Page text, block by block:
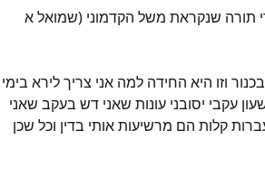
תורה שנקראת משל הקדמוני (שמואל א
וזו היא החידה למה אני צריך לירא בימי
עקבי יסובני עונות שאני דש בעקב שאני
קלות הם מרשיעות אותי בדין וכל שכן